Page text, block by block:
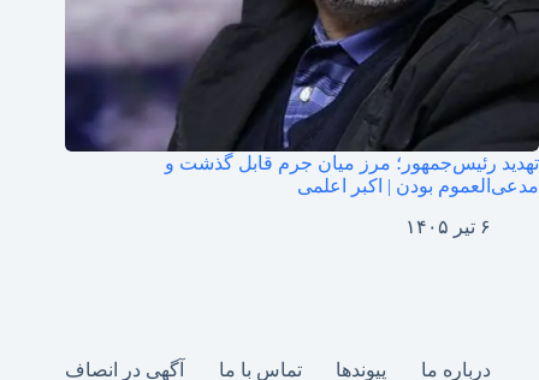
تهدید رئیس‌جمهور؛ مرز میان جرم قابل گذشت و
مدعی‌العموم بودن | اکبر اعلمی
۶ تیر ۱۴۰۵
درباره ما پیوندها تماس با ما آگهی در انصاف